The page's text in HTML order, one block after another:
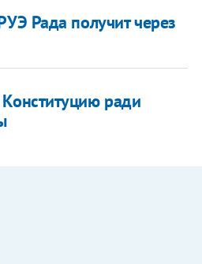
Рада получит через
ради